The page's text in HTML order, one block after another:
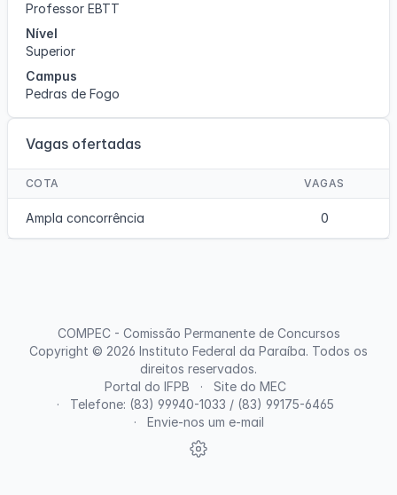
Professor EBTT
Nível
Superior
Campus
Pedras de Fogo
Vagas ofertadas
COTA VAGAS
Ampla concorrência 0
Portal do IFPB
Site do MEC
Telefone: (83) 99940-1033 / (83) 99175-6465
Envie-nos um e-mail
COMPEC - Comissão Permanente de Concursos
Copyright © 2026 Instituto Federal da Paraíba. Todos os
direitos reservados.